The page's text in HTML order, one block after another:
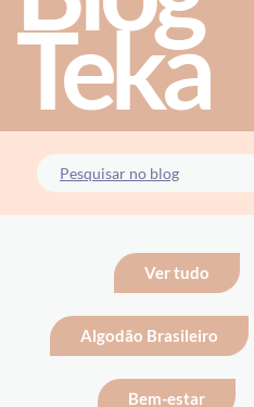
Teka
Ver tudo
Algodão Brasileiro
Bem-estar